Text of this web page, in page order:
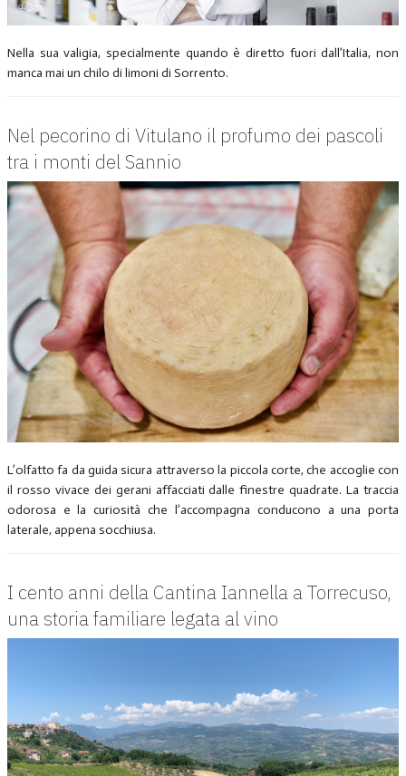
Nella sua valigia, specialmente quando è diretto fuori dall’Italia, non
manca mai un chilo di limoni di Sorrento.
Nel pecorino di Vitulano il profumo dei pascoli
tra i monti del Sannio
L’olfatto fa da guida sicura attraverso la piccola corte, che accoglie con
il rosso vivace dei gerani affacciati dalle finestre quadrate. La traccia
odorosa e la curiosità che l’accompagna conducono a una porta
laterale, appena socchiusa.
I cento anni della Cantina Iannella a Torrecuso,
una storia familiare legata al vino